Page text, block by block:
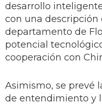
desarrollo
con una descripción
departamento de
potencial
cooperación con
Asimismo, se prevé
de entendimiento y